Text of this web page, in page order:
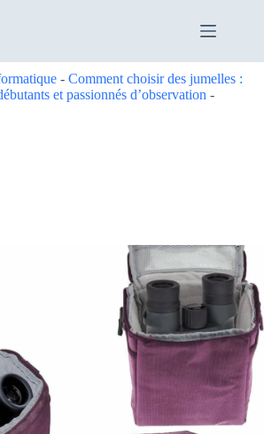
- Comment choisir des jumelles :
et passionnés d’observation -